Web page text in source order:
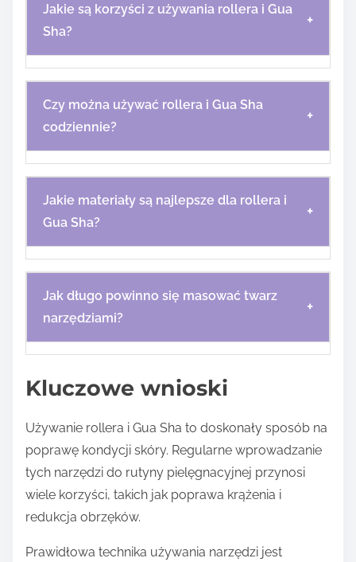
Jakie są korzyści z używania rollera i Gua
Sha?
+
Czy można używać rollera i Gua Sha
codziennie?
+
Jakie materiały są najlepsze dla rollera i
Gua Sha?
+
Jak długo powinno się masować twarz
narzędziami?
+
Kluczowe wnioski
Używanie rollera i Gua Sha to doskonały sposób na
poprawę kondycji skóry. Regularne wprowadzanie
tych narzędzi do rutyny pielęgnacyjnej przynosi
wiele korzyści, takich jak poprawa krążenia i
redukcja obrzęków.
Prawidłowa technika używania narzędzi jest